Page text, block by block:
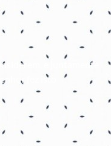
e juntamente
fez isto